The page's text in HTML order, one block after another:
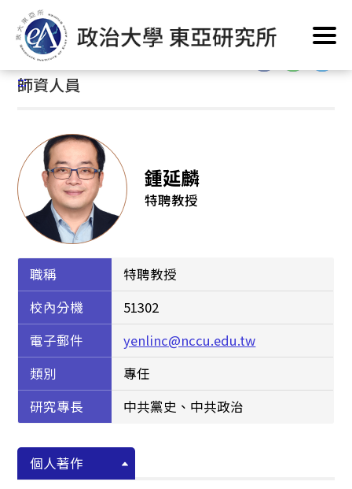
到
要
內
首頁/
:::
:::
師資人員
鍾延麟
特聘教授
職稱
特聘教授
校內分機
51302
電子郵件
yenlinc@nccu.edu.tw
類別
專任
研究專長
中共黨史、中共政治
個人著作